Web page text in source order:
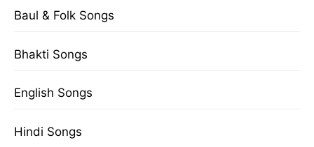
Baul & Folk Songs
Bhakti Songs
English Songs
Hindi Songs